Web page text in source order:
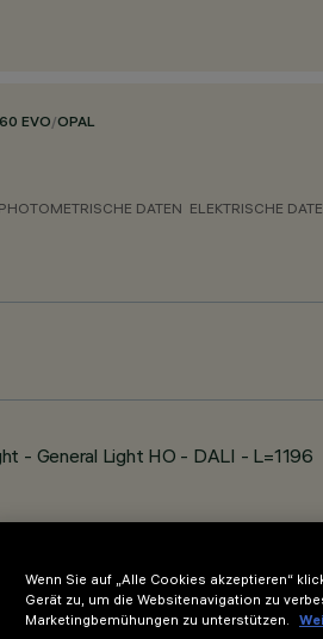
EVO/OPAL
PHOTOMETRISCHE DATEN ELEKTRISCHE
- General Light HO - DALI - L=1196
Wenn Sie auf „Alle Cookies akzeptieren“
Gerät zu, um die Websitenavigation zu
Marketingbemühungen zu unterstützen.